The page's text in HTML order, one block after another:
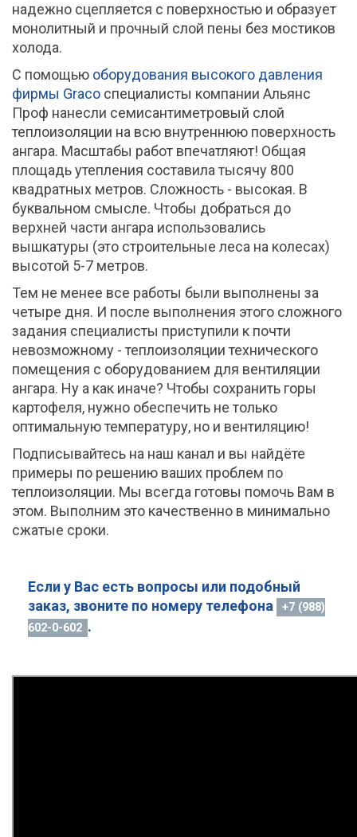
надежно сцепляется с поверхностью и образует
монолитный и прочный слой пены без мостиков
холода.
С помощью оборудования высокого давления
фирмы Graco специалисты компании Альянс
Проф нанесли семисантиметровый слой
теплоизоляции на всю внутреннюю поверхность
ангара. Масштабы работ впечатляют! Общая
площадь утепления составила тысячу 800
квадратных метров. Сложность - высокая. В
буквальном смысле. Чтобы добраться до
верхней части ангара использовались
вышкатуры (это строительные леса на колесах)
высотой 5-7 метров.
Тем не менее все работы были выполнены за
четыре дня. И после выполнения этого сложного
задания специалисты приступили к почти
невозможному - теплоизоляции технического
помещения с оборудованием для вентиляции
ангара. Ну а как иначе? Чтобы сохранить горы
картофеля, нужно обеспечить не только
оптимальную температуру, но и вентиляцию!
Подписывайтесь на наш канал и вы найдёте
примеры по решению ваших проблем по
теплоизоляции. Мы всегда готовы помочь Вам в
этом. Выполним это качественно в минимально
сжатые сроки.
Если у Вас есть вопросы или подобный
заказ, звоните по номеру телефона
+7 (988)
602-0-602 .